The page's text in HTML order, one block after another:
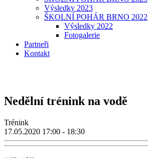
Výsledky 2023
ŠKOLNÍ POHÁR BRNO 2022
Výsledky 2022
Fotogalerie
Partneři
Kontakt
Nedělní trénink na vodě
Trénink
17.05.2020 17:00 - 18:30